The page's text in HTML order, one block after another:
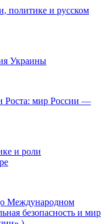
политике и русском
Украины
Роста: мир России —
и роли
безопасность и мир